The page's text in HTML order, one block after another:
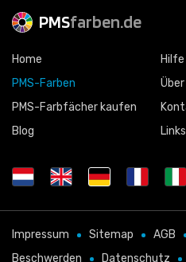
PMSfarben.de
Home
PMS-Farben
PMS-Farbfächer kaufen
Blog
Hilfe
Links
Impressum Sitemap AGB
Beschwerden
Datenschutz